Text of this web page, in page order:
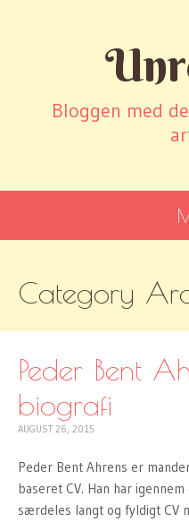
Bloggen med
CONTENT
Category
Peder Bent
biografi
AUGUST 26, 2015
Peder Bent Ahrens er
baseret CV. Han har
særdeles langt og fyldigt CV